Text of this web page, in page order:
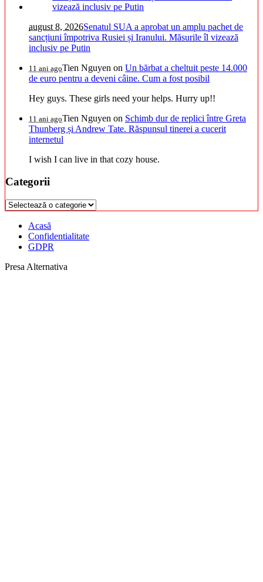
august 8, 2026Senatul SUA a aprobat un amplu pachet de
sancțiuni împotriva Rusiei și Iranului. Măsurile îl vizează
inclusiv pe Putin
11 ani agoTien Nguyen on Un bărbat a cheltuit peste 14.000
de euro pentru a deveni câine. Cum a fost posibil
Hey guys. These girls need your helps. Hurry up!!
11 ani agoTien Nguyen on Schimb dur de replici între Greta
Thunberg și Andrew Tate. Răspunsul tinerei a cucerit
internetul
I wish I can live in that cozy house.
Categorii
Categorii
Acasă
Confidentialitate
GDPR
Presa Alternativa